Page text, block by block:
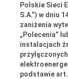
Polskie Sieci
S.A.”) w dniu
zaniżenia
„Polecenia”
instalacjach
podstawie